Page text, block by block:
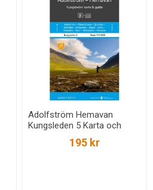
Adolfström Hemavan
Kungsleden 5 Karta och
guide : Outdoorkartan skala
195 kr